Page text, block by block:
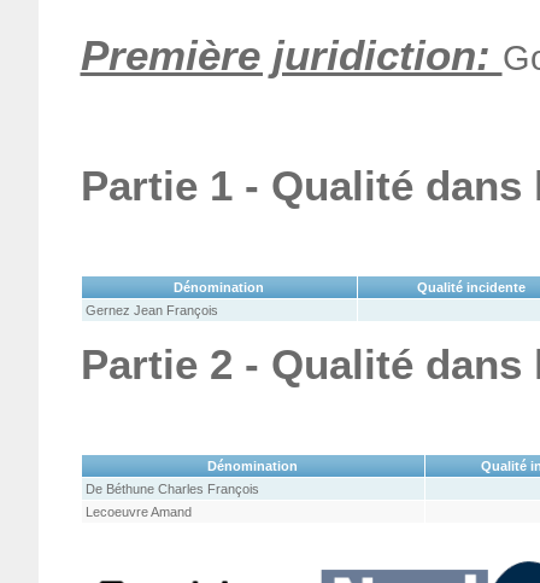
Première juridiction:
Partie 1 - Qualité
Dénomination
Qualité incidente
Gernez Jean François
Partie 2 - Qualité
Dénomination
Qualité
De Béthune Charles François
Lecoeuvre Amand